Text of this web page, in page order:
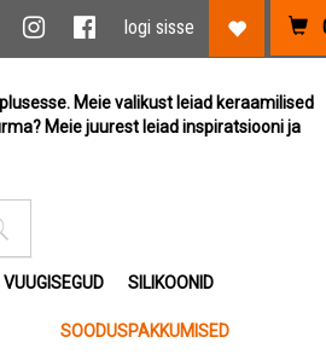
Lemmikute
logi sisse
Facebook link
Instagram link
Meie valikust leiad keraamilised
Meie juurest leiad inspiratsiooni ja
VUUGISEGUD SILIKOONID
SOODUSPAKKUMISED